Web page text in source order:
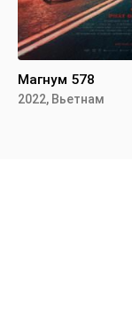
Магнум 578
2022, Вьетнам